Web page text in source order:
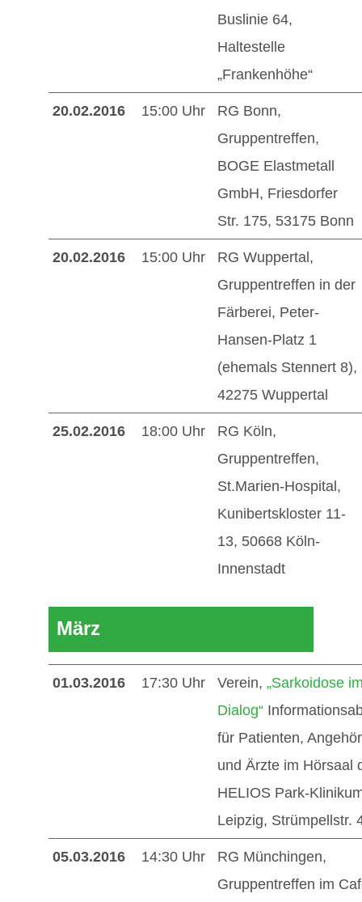
Buslinie 64,
Haltestelle
„Frankenhöhe“
20.02.2016 15:00 Uhr
RG Bonn,
Gruppentreffen,
BOGE Elastmetall
GmbH, Friesdorfer
Str. 175, 53175 Bonn
20.02.2016 15:00 Uhr
RG Wuppertal,
Gruppentreffen in der
Färberei, Peter-
Hansen-Platz 1
(ehemals Stennert 8),
42275 Wuppertal
25.02.2016 18:00 Uhr
RG Köln,
Gruppentreffen,
St.Marien-Hospital,
Kunibertskloster 11-
13, 50668 Köln-
Innenstadt
März
01.03.2016 17:30 Uhr Verein, „Sarkoidose
Dialog“
für Patienten,
und Ärzte im Hörsaal
HELIOS Park-
Leipzig, Strümpellstr.
05.03.2016 14:30 Uhr
RG Münchingen,
Gruppentreffen im